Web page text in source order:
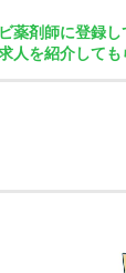
薬剤師に登録し
人を紹介しても